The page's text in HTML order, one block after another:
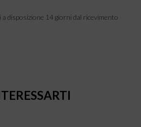
disposizione 14 giorni dal ricevimento